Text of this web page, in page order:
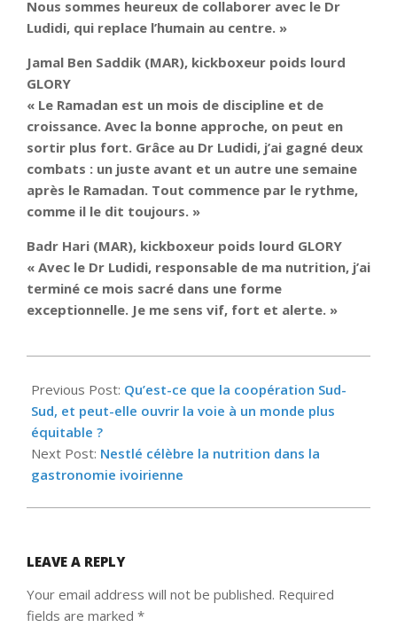
Nous sommes heureux de collaborer avec le Dr
Ludidi, qui replace l’humain au centre. »
Jamal Ben Saddik (MAR), kickboxeur poids lourd
GLORY
« Le Ramadan est un mois de discipline et de
croissance. Avec la bonne approche, on peut en
sortir plus fort. Grâce au Dr Ludidi, j’ai gagné deux
combats : un juste avant et un autre une semaine
après le Ramadan. Tout commence par le rythme,
comme il le dit toujours. »
Badr Hari (MAR), kickboxeur poids lourd GLORY
« Avec le Dr Ludidi, responsable de ma nutrition, j’ai
terminé ce mois sacré dans une forme
exceptionnelle. Je me sens vif, fort et alerte. »
09-
12
Previous Post: Qu’est-ce que la coopération Sud-
Sud, et peut-elle ouvrir la voie à un monde plus
équitable ?
Next Post: Nestlé célèbre la nutrition dans la
gastronomie ivoirienne
LEAVE A REPLY
Your email address will not be published. Required
fields are marked *